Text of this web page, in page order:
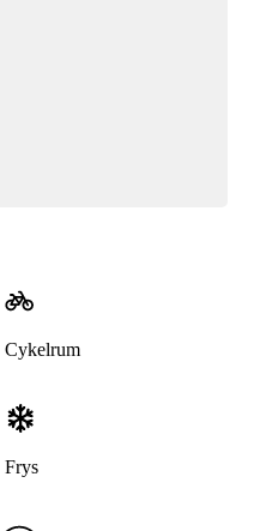
Cykelrum
Frys